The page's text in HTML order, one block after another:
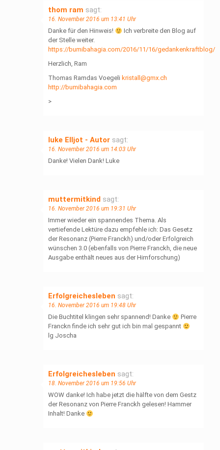
thom ram sagt:
16. November 2016 um 13:41 Uhr
Danke für den Hinweis!
Ich verbreite den Blog auf
der Stelle weiter.
https://bumibahagia.com/2016/11/16/gedankenkraftblog/
Herzlich, Ram
Thomas Ramdas Voegeli kristall@gmx.ch
http://bumibahagia.com
>
luke Elljot - Autor sagt:
16. November 2016 um 14:03 Uhr
Danke! Vielen Dank! Luke
muttermitkind sagt:
16. November 2016 um 19:31 Uhr
Immer wieder ein spannendes Thema. Als
vertiefende Lektüre dazu empfehle ich: Das Gesetz
der Resonanz (Pierre Franckh) und/oder Erfolgreich
wünschen 3.0 (ebenfalls von Pierre Franckh, die neue
Ausgabe enthält neues aus der Hirnforschung)
Erfolgreichesleben sagt:
16. November 2016 um 19:48 Uhr
Die Buchtitel klingen sehr spannend! Danke
Pierre
Franckn finde ich sehr gut ich bin mal gespannt
lg Joscha
Erfolgreichesleben sagt:
18. November 2016 um 19:56 Uhr
WOW danke! Ich habe jetzt die hälfte von dem Gestz
der Resonanz von Pierre Franckh gelesen! Hammer
Inhalt! Danke